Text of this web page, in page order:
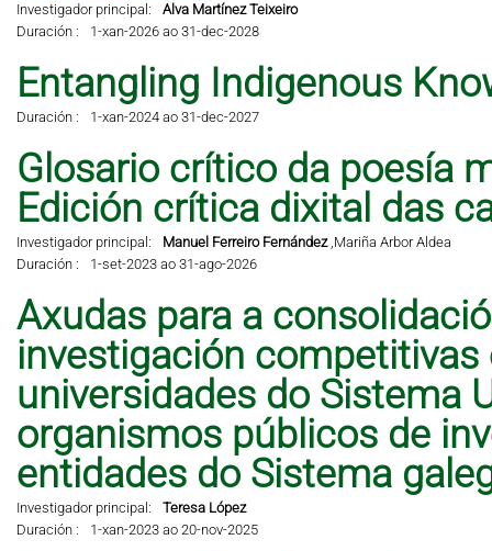
Investigador principal:
Alva Martínez Teixeiro
Duración :
1-xan-2026 ao 31-dec-2028
Entangling Indigenous
Duración : 1-xan-2024 ao 31-dec-2027
Glosario crítico da poesía
Edición crítica dixital das
Investigador principal: Manuel Ferreiro Fernández,Mariña Arbor Aldea
Duración :
1-set-2023 ao 31-ago-2026
Axudas para a
investigación
universidades do Sistema
organismos públicos de
entidades do Sistema
Investigador principal:
Teresa López
Duración :
1-xan-2023 ao 20-nov-2025